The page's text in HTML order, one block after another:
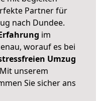
Partner für
nach Dundee.
im
worauf es bei
Umzug
unserem
Sie sicher ans